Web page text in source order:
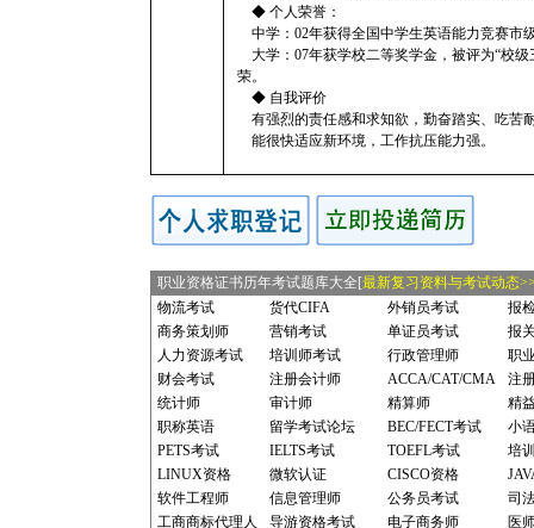
◆ 个人荣誉：
中学：02年获得全国中学生英语能力竞赛市
大学：07年获学校二等奖学金，被评为“校级
荣。
◆ 自我评价
有强烈的责任感和求知欲，勤奋踏实、吃苦
能很快适应新环境，工作抗压能力强。
职业资格证书历年考试题库大全[最新复习资料与考试动态
物流考试
货代CIFA 外销员考试
报
商务策划师
营销考试 单证员考试
报
人力资源考试
培训师考试 行政管理师
职
财会考试
注册会计师 ACCA/CAT/CMA
注
统计师
审计师 精算师
精
职称英语
留学考试论坛 BEC/FECT考试
小
PETS考试
IELTS考试 TOEFL考试
培
LINUX资格
微软认证 CISCO资格
软件工程师
信息管理师 公务员考试
司
工商商标代理人
导游资格考试 电子商务师
医